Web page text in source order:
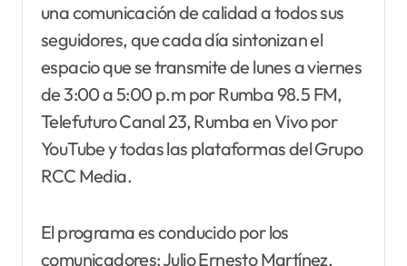
una comunicación de calidad a todos sus
seguidores, que cada día sintonizan el
espacio que se transmite de lunes a viernes
de 3:00 a 5:00 p.m por Rumba 98.5 FM,
Telefuturo Canal 23, Rumba en Vivo por
YouTube y todas las plataformas del Grupo
RCC Media.
El programa es conducido por los
comunicadores: Julio Ernesto Martínez,